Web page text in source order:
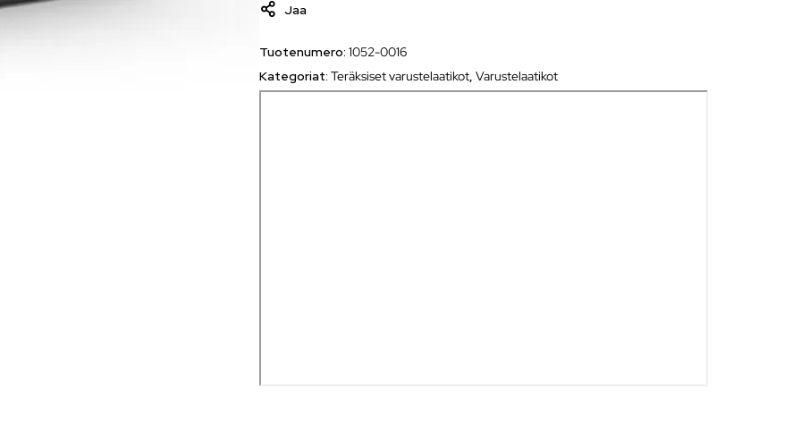
Jaa
Tuotenumero:1052-0016
Kategoriat:Teräksiset varustelaatikot ,Varustelaatikot